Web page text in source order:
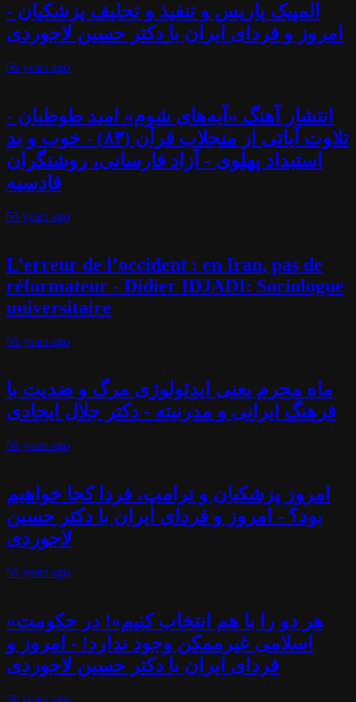
المپیک پاریس و تنفیذ و تحلیف پزشکیان -
امروز و فردای ایران با دکتر حسین لاجوردی
56 years ago
انتشار آهنگ «آیه‌های شوم» امید طوطیان -
تلاوت آیاتی از منجلاب قرآن (۸۳) - خوب و بد
استبداد پهلوی - آزاد فارسانی، روشنگران
قادسیه
56 years ago
L’erreur de l’occident : en Iran, pas de
réformateur - Didier IDJADI: Sociologue
universitaire
56 years ago
ماه محرم یعنی ایدئولوژی مرگ و ضدیت با
فرهنگ ایرانی و مدرنیته - دکتر جلال ایجادی
56 years ago
امروز پزشکیان و ترامپ، فردا کجا خواهیم
بود؟ - امروز و فردای ایران با دکتر حسین
لاجوردی
56 years ago
«هر دو را با هم انتخاب کنیم»! در حکومت
اسلامی غیرممکن وجود ندارد! - امروز و
فردای ایران با دکتر حسین لاجوردی
56 years ago